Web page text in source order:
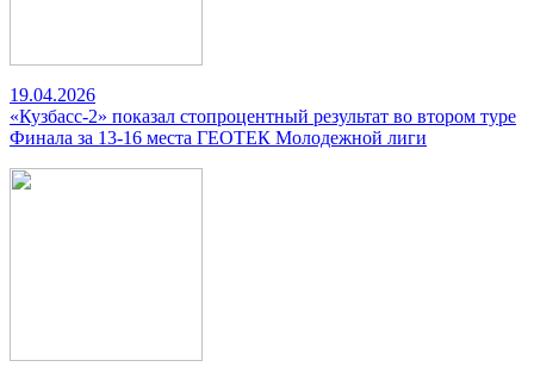
19.04.2026
«Кузбасс-2» показал стопроцентный результат во втором туре
Финала за 13-16 места ГЕОТЕК Молодежной лиги